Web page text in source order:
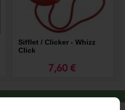
Sifflet / Clicker - Whizz
Click
7,60 €